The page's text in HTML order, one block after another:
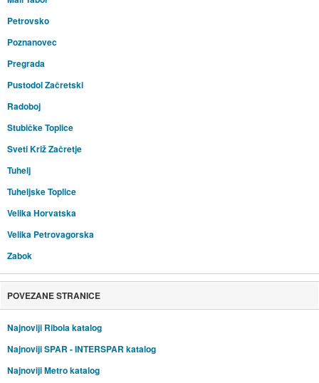
Petrovsko
Poznanovec
Pregrada
Pustodol Začretski
Radoboj
Stubičke Toplice
Sveti Križ Začretje
Tuhelj
Tuheljske Toplice
Velika Horvatska
Velika Petrovagorska
Zabok
POVEZANE STRANICE
Najnoviji Ribola katalog
Najnoviji SPAR - INTERSPAR katalog
Najnoviji Metro katalog